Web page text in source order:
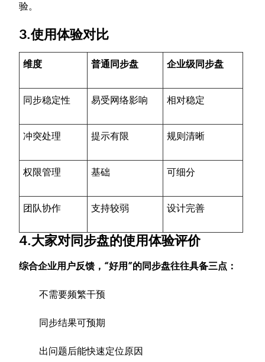
验。
3.使用体验对比
维度 普通同步盘 企业级同步盘
同步稳定性 易受网络影响 相对稳定
冲突处理 提示有限 规则清晰
权限管理 基础 可细分
团队协作 支持较弱 设计完善
4.大家对同步盘的使用体验评价
综合企业用户反馈，“好用”的同步盘往往具备三点：
不需要频繁干预
同步结果可预期
出问题后能快速定位原因